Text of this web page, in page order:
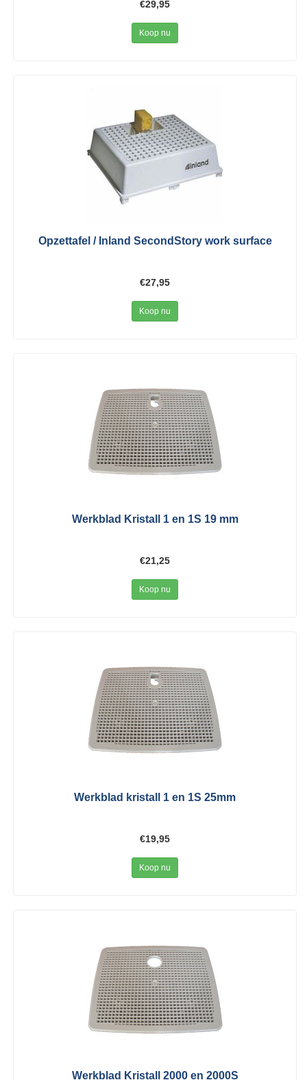
€29,95
Koop nu
Opzettafel / Inland SecondStory work surface
€27,95
Koop nu
Werkblad Kristall 1 en 1S 19 mm
€21,25
Koop nu
Werkblad kristall 1 en 1S 25mm
€19,95
Koop nu
Werkblad Kristall 2000 en 2000S